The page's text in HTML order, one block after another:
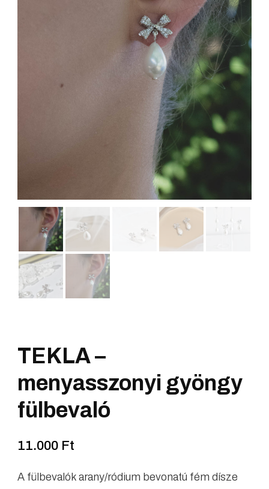
TEKLA –
menyasszonyi gyöngy
fülbevaló
11.000 Ft
A fülbevalók arany/ródium bevonatú fém dísze